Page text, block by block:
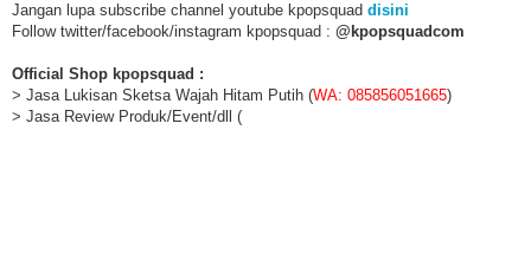
Jangan lupa subscribe channel youtube kpopsquad disini
Follow twitter/facebook/instagram kpopsquad : @kpopsquadcom
Official Shop kpopsquad :
> Jasa Lukisan Sketsa Wajah Hitam Putih (WA: 085856051665)
> Jasa Review Produk/Event/dll (